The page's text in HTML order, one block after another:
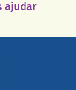
ajudar